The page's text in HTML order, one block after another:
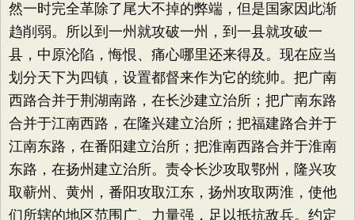
然一时完全革除了尾大不掉的弊端，但是国家因此渐
趋削弱。所以到一州就攻破一州，到一县就攻破一
县，中原沦陷，悔恨、痛心哪里还来得及。现在应当
划分天下为四镇，设置都督来作为它的统帅。把广南
西路合并于荆湖南路，在长沙建立治所；把广南东路
合并于江南西路，在隆兴建立治所；把福建路合并于
江南东路，在番阳建立治所；把淮南西路合并于淮南
东路，在扬州建立治所。责令长沙攻取鄂州，隆兴攻
取蕲州、黄州，番阳攻取江东，扬州攻取两淮，使他
们所辖的地区范围广、力量强，足以抵抗敌兵。约定